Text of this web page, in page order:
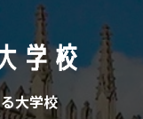
大学校